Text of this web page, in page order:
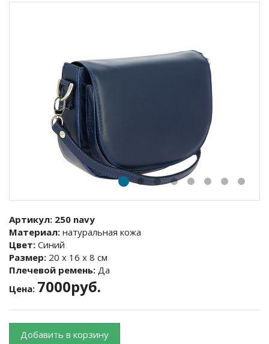
Артикул: 250 navy
Материал: натуральная кожа
Цвет: Синий
Размер: 20 х 16 х 8 см
Плечевой ремень: Да
Цена: 7000руб.
Добавить в корзину